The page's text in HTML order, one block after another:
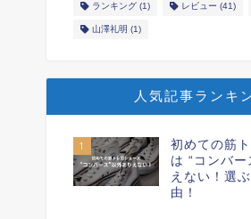
ランキング(1) レビュー (41)
山澤礼明 (1)
人気記事ランキ
1
初めての筋
は “コンバー
えない！選
由！